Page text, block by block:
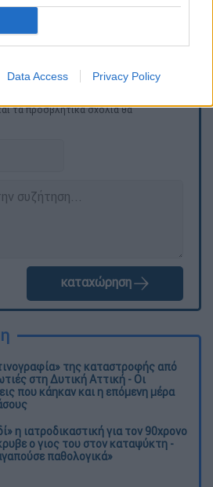
Data Access Privacy Policy
κερδίσει με την πρώτη
τα προσβλητικά σχόλια θα
καταχώρηση
της καταστροφής από
στη Δυτική Αττική - Οι
που κάηκαν και η επόμενη μέρα
η ιατροδικαστική για τον 90χρονο
ο γιος του στον καταψύκτη -
παθολογικά»